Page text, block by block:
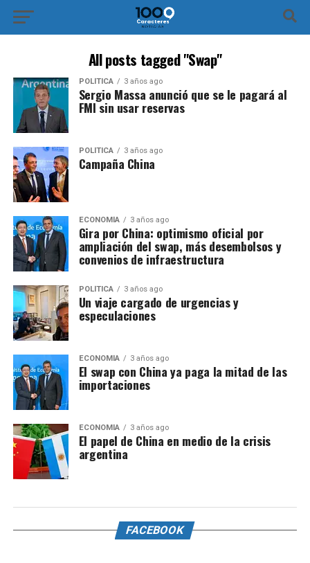
All posts tagged "Swap"
POLÍTICA 3 años ago
Sergio Massa anunció que se le pagará al
FMI sin usar reservas
POLÍTICA 3 años ago
Campaña China
ECONOMÍA 3 años ago
Gira por China: optimismo oficial por
ampliación del swap, más desembolsos y
convenios de infraestructura
POLÍTICA 3 años ago
Un viaje cargado de urgencias y
especulaciones
ECONOMÍA 3 años ago
El swap con China ya paga la mitad de las
importaciones
ECONOMÍA 3 años ago
El papel de China en medio de la crisis
argentina
FACEBOOK